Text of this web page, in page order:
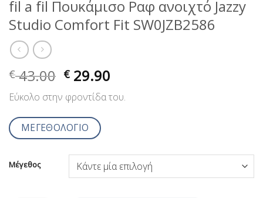
fil a fil Πουκάμισο Ραφ ανοιχτό Jazzy
Studio Comfort Fit SW0JZB2586
€43.00 € 29.90
Εύκολο στην φροντίδα του.
ΜΕΓΕΘΟΛΟΓΙΟ
Μέγεθος